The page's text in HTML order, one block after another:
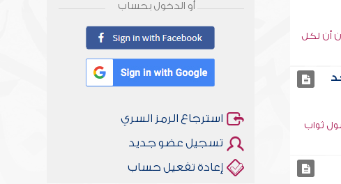
أن لكل
ثواب
أو الدخول بحساب
استرجاع الرمز السري
تسجيل عضو جديد
إعادة تفعيل حساب